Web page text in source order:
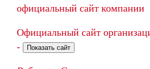
официальный сайт компании
Официальный сайт
-
Показать сайт